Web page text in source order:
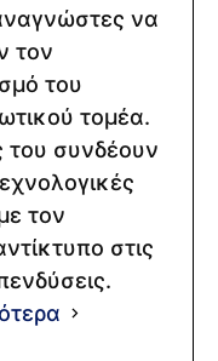
να
τον
του
τομέα.
του συνδέουν
τον
στις